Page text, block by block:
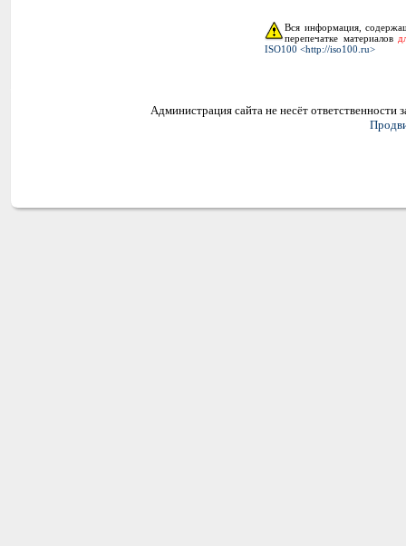
Вся информация,
перепечатке материалов
ISO100 <http://iso100.ru>
Администрация сайта не несёт ответственности